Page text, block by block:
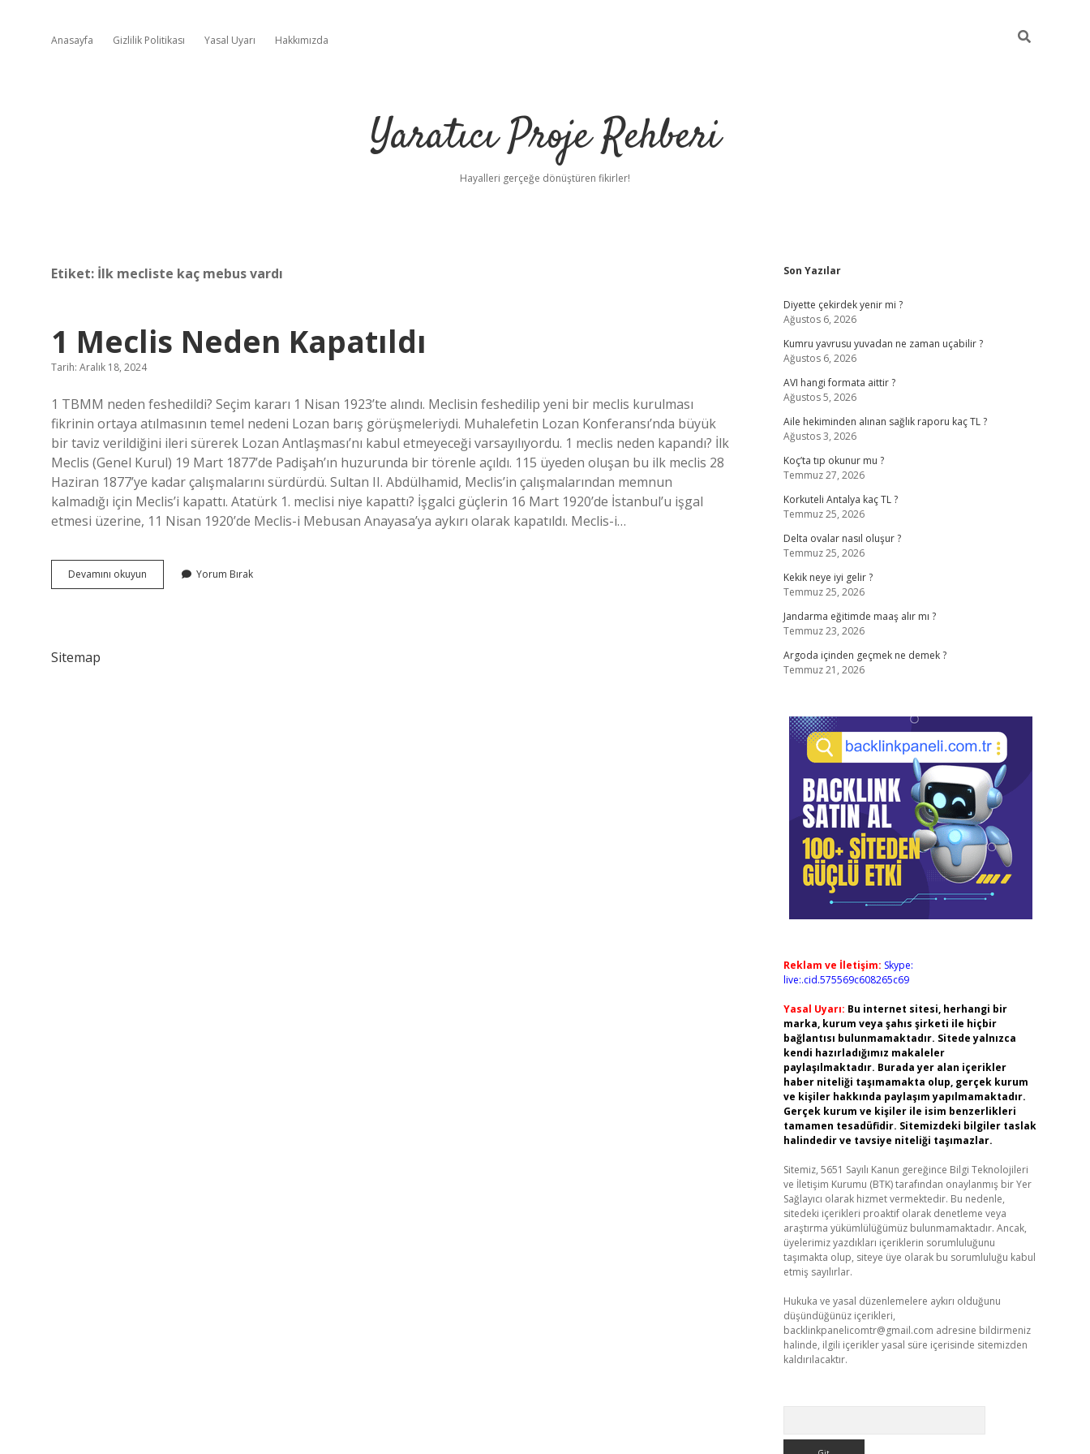
Anasayfa Gizlilik Politikası Yasal Uyarı Hakkımızda
Yaratıcı Proje Rehberi
Hayalleri gerçeğe dönüştüren fikirler!
Etiket: İlk mecliste kaç mebus vardı
1 Meclis Neden Kapatıldı
Tarih: Aralık 18, 2024
1 TBMM neden feshedildi? Seçim kararı 1 Nisan 1923’te alındı. Meclisin feshedilip yeni bir meclis kurulması
fikrinin ortaya atılmasının temel nedeni Lozan barış görüşmeleriydi. Muhalefetin Lozan Konferansı’nda büyük
bir taviz verildiğini ileri sürerek Lozan Antlaşması’nı kabul etmeyeceği varsayılıyordu. 1 meclis neden kapandı? İlk
Meclis (Genel Kurul) 19 Mart 1877’de Padişah’ın huzurunda bir törenle açıldı. 115 üyeden oluşan bu ilk meclis 28
Haziran 1877’ye kadar çalışmalarını sürdürdü. Sultan II. Abdülhamid, Meclis’in çalışmalarından memnun
kalmadığı için Meclis’i kapattı. Atatürk 1. meclisi niye kapattı? İşgalci güçlerin 16 Mart 1920’de İstanbul’u işgal
etmesi üzerine, 11 Nisan 1920’de Meclis-i Mebusan Anayasa’ya aykırı olarak kapatıldı. Meclis-i…
Devamını okuyun
Meclis
Yorum Bırak
Sitemap
Sidebar
Son Yazılar
Diyette çekirdek yenir mi ?
Ağustos 6, 2026
Kumru yavrusu yuvadan ne zaman uçabilir ?
Ağustos 6, 2026
AVI hangi formata aittir ?
Ağustos 5, 2026
Aile hekiminden alınan sağlık raporu kaç TL ?
Ağustos 3, 2026
Koç’ta tıp okunur mu ?
Temmuz 27, 2026
Korkuteli Antalya kaç TL ?
Temmuz 25, 2026
Delta ovalar nasıl oluşur ?
Temmuz 25, 2026
Kekik neye iyi gelir ?
Temmuz 25, 2026
Jandarma eğitimde maaş alır mı ?
Temmuz 23, 2026
Argoda içinden geçmek ne demek ?
Temmuz 21, 2026
Reklam ve İletişim: Skype:
live:.cid.575569c608265c69
Yasal Uyarı: Bu internet sitesi, herhangi bir
marka, kurum veya şahıs şirketi ile hiçbir
bağlantısı bulunmamaktadır. Sitede yalnızca
kendi hazırladığımız makaleler
paylaşılmaktadır. Burada yer alan içerikler
haber niteliği taşımamakta olup, gerçek kurum
ve kişiler hakkında paylaşım yapılmamaktadır.
Gerçek kurum ve kişiler ile isim benzerlikleri
tamamen tesadüfidir. Sitemizdeki bilgiler taslak
halindedir ve tavsiye niteliği taşımazlar.
Sitemiz, 5651 Sayılı Kanun gereğince Bilgi Teknolojileri
ve İletişim Kurumu (BTK) tarafından onaylanmış bir Yer
Sağlayıcı olarak hizmet vermektedir. Bu nedenle,
sitedeki içerikleri proaktif olarak denetleme veya
araştırma yükümlülüğümüz bulunmamaktadır. Ancak,
üyelerimiz yazdıkları içeriklerin sorumluluğunu
taşımakta olup, siteye üye olarak bu sorumluluğu kabul
etmiş sayılırlar.
Hukuka ve yasal düzenlemelere aykırı olduğunu
düşündüğünüz içerikleri,
backlinkpanelicomtr@gmail.com adresine bildirmeniz
halinde, ilgili içerikler yasal süre içerisinde sitemizden
kaldırılacaktır.